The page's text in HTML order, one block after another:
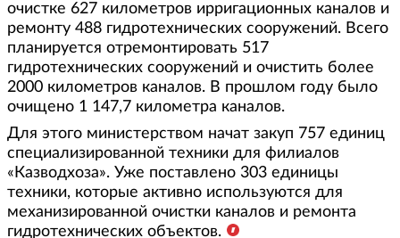
очистке 627 километров ирригационных каналов и
ремонту 488 гидротехнических сооружений. Всего
планируется отремонтировать 517
гидротехнических сооружений и очистить более
2000 километров каналов. В прошлом году было
очищено 1 147,7 километра каналов.
Для этого министерством начат закуп 757 единиц
специализированной техники для филиалов
«Казводхоза». Уже поставлено 303 единицы
техники, которые активно используются для
механизированной очистки каналов и ремонта
гидротехнических объектов.